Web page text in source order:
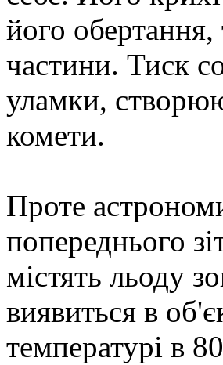
його
частини. Тиск
уламки,
комети.
Проте
попереднього
містять льоду
виявиться в
температурі в